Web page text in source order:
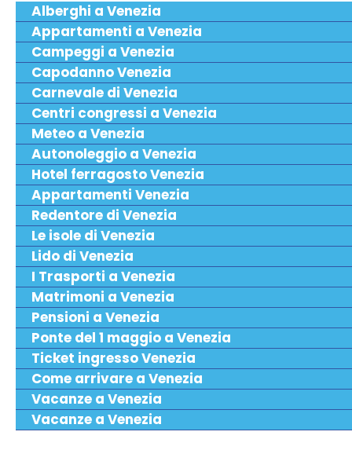
Alberghi a Venezia
Appartamenti a Venezia
Campeggi a Venezia
Capodanno Venezia
Carnevale di Venezia
Centri congressi a Venezia
Meteo a Venezia
Autonoleggio a Venezia
Hotel ferragosto Venezia
Appartamenti Venezia
Redentore di Venezia
Le isole di Venezia
Lido di Venezia
I Trasporti a Venezia
Matrimoni a Venezia
Pensioni a Venezia
Ponte del 1 maggio a Venezia
Ticket ingresso Venezia
Come arrivare a Venezia
Vacanze a Venezia
Vacanze a Venezia